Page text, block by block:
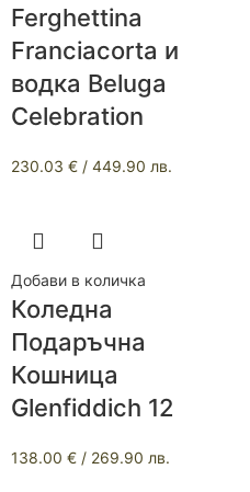
Ferghettina
Franciacorta и
водка Beluga
Celebration
230.03 € / 449.90 лв.
Добави в количка
Коледна
Подаръчна
Кошница
Glenfiddich 12
138.00 € / 269.90 лв.